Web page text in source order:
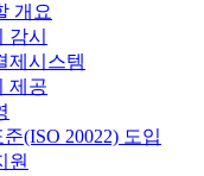
개요
감시
제시스템
제공
(ISO 20022) 도입
원